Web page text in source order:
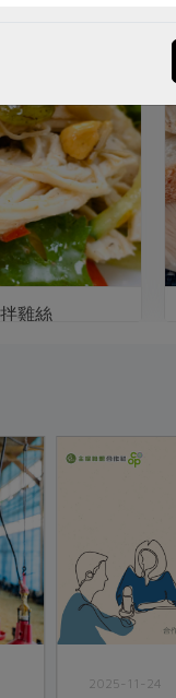
雞絲
2025-11-24